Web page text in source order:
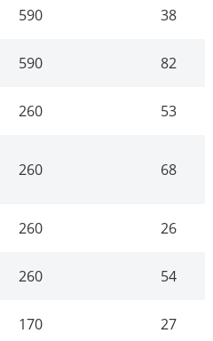
590 38
590 82
260 53
260 68
260 26
260 54
170 27